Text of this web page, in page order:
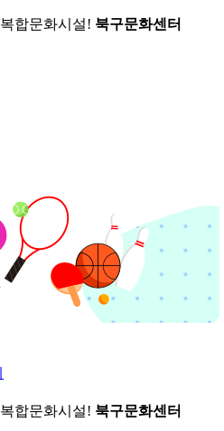
복합문화시설! 북구문화센터
복합문화시설! 북구문화센터